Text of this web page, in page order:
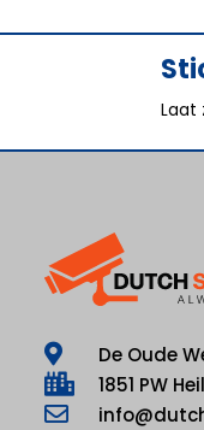
Laat
De Oude
1851 PW